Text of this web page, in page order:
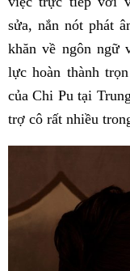
sửa, nắn nót phát
khăn về ngôn ngữ
lực hoàn thành
của Chi Pu tại
trợ cô rất nhiều